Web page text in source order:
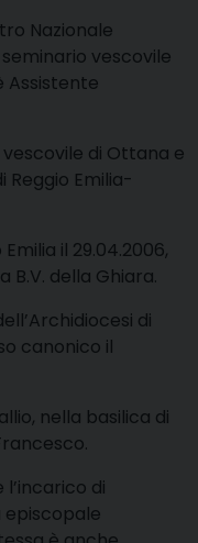
Nazionale
vescovile
Assistente
di Ottana e
Reggio Emilia-
il 29.04.2006,
B.V. della Ghiara.
di
canonico il
nella basilica di
di